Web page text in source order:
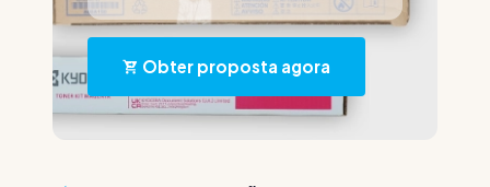
Obter proposta agora